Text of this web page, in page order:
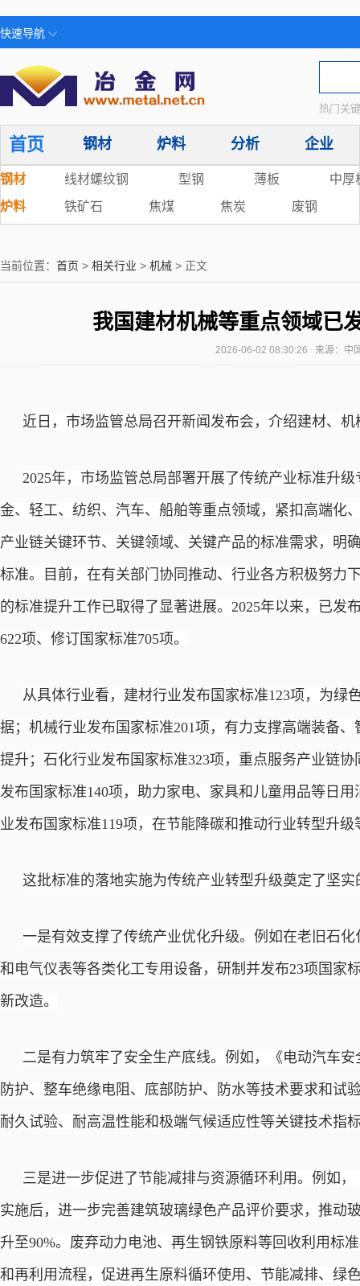
快速导航
热门关
首页 钢材 炉料 分析 企业
钢材 线材螺纹钢 型钢 薄板
中厚
炉料
铁矿石 焦煤 焦炭 废钢
当前位置： 首页 > 相关行业 > 机械 > 正文
我国建材机械等重点领域已
2026-06-02 08:30:26 来源：
近日，市场监管总局召开新闻发布会，介绍建材、
2025年，市场监管总局部署开展了传统产业标准升
金、轻工、纺织、汽车、船舶等重点领域，紧扣高端化
产业链关键环节、关键领域、关键产品的标准需求，明
标准。目前，在有关部门协同推动、行业各方积极努力
的标准提升工作已取得了显著进展。2025年以来，已发
622项、修订国家标准705项。
从具体行业看，建材行业发布国家标准123项，为绿
据；机械行业发布国家标准201项，有力支撑高端装备
提升；石化行业发布国家标准323项，重点服务产业链
发布国家标准140项，助力家电、家具和儿童用品等日
业发布国家标准119项，在节能降碳和推动行业转型升
这批标准的落地实施为传统产业转型升级奠定了坚
一是有效支撑了传统产业优化升级。例如在老旧石
和电气仪表等各类化工专用设备，研制并发布23项国家
新改造。
二是有力筑牢了安全生产底线。例如，《电动汽车
防护、整车绝缘电阻、底部防护、防水等技术要求和试
耐久试验、耐高温性能和极端气候适应性等关键技术指
三是进一步促进了节能减排与资源循环利用。例如
实施后，进一步完善建筑玻璃绿色产品评价要求，推动
升至90%。废弃动力电池、再生钢铁原料等回收利用标
和再利用流程，促进再生原料循环使用、节能减排、绿